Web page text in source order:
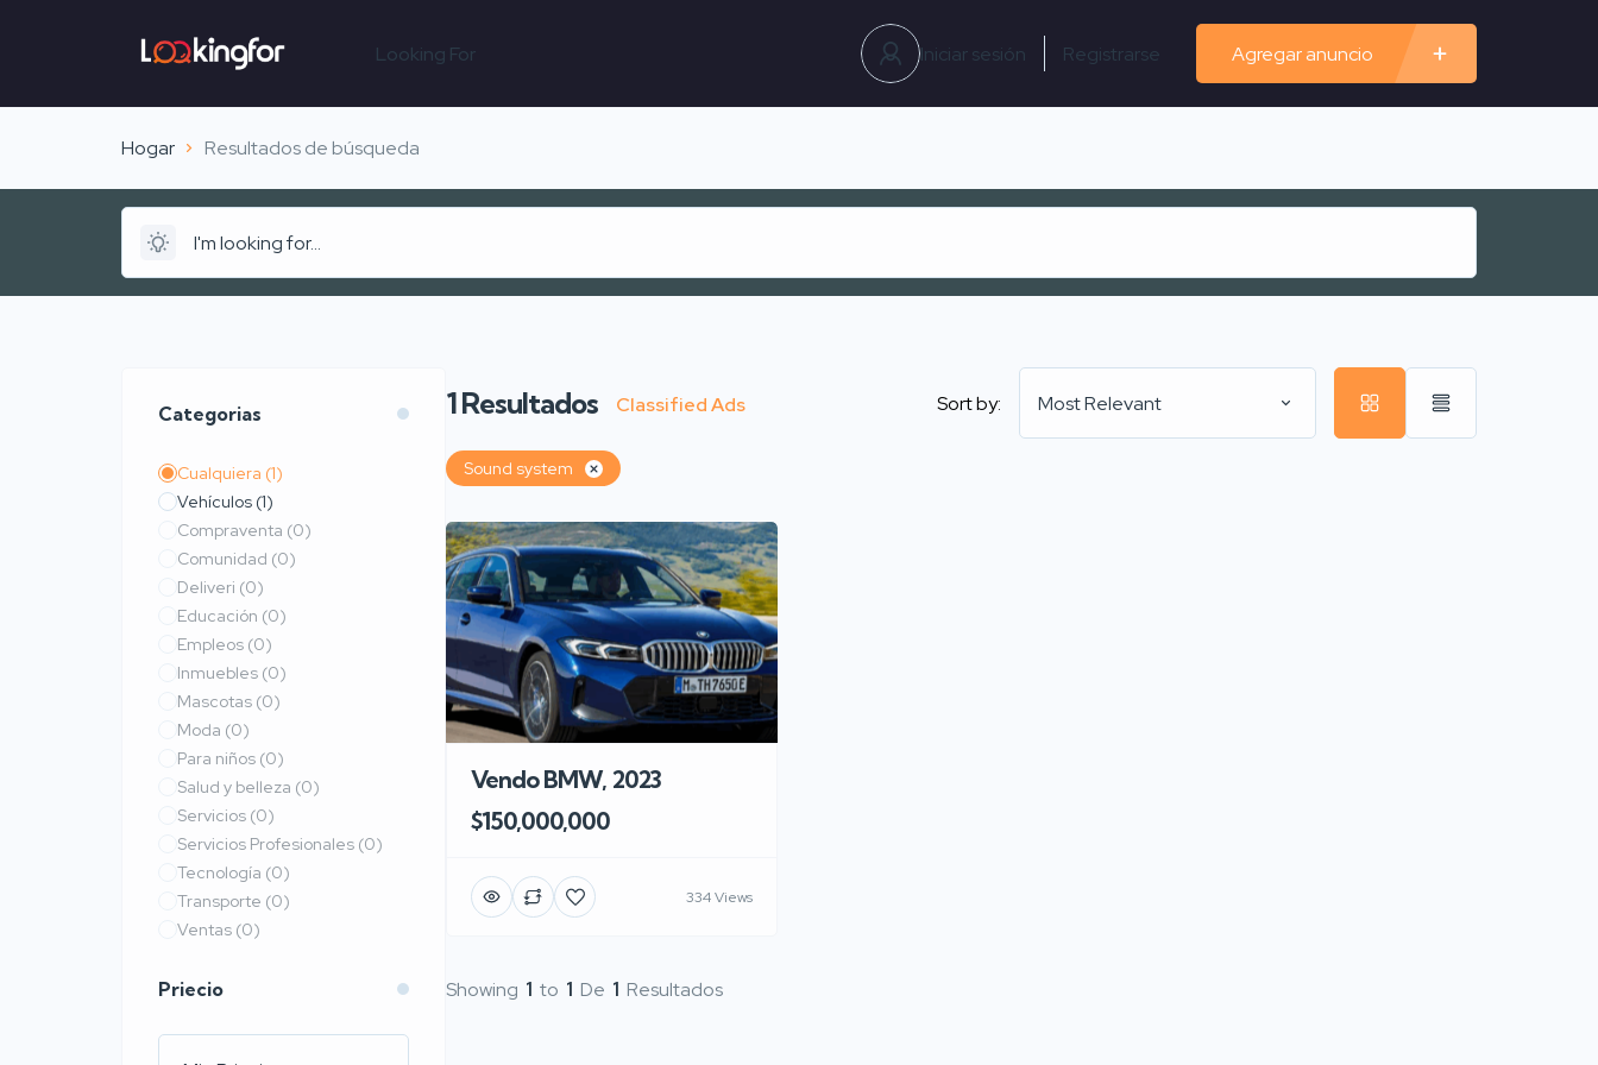
Looking For Iniciar sesión Registrarse Agregar anuncio
Hogar Resultados de búsqueda
Categorias
Cualquiera (1)
Vehículos (1)
Compraventa (0)
Comunidad (0)
Deliveri (0)
Educación (0)
Empleos (0)
Inmuebles (0)
Mascotas (0)
Moda (0)
Para niños (0)
Salud y belleza (0)
Servicios (0)
Servicios Profesionales (0)
Tecnología (0)
Transporte (0)
Ventas (0)
Priecio
1Resultados Classified Ads Sort by: Most Relevant
Sound system
Vendo BMW, 2023
$150,000,000
334 Views
Showing 1 to 1 De 1 Resultados